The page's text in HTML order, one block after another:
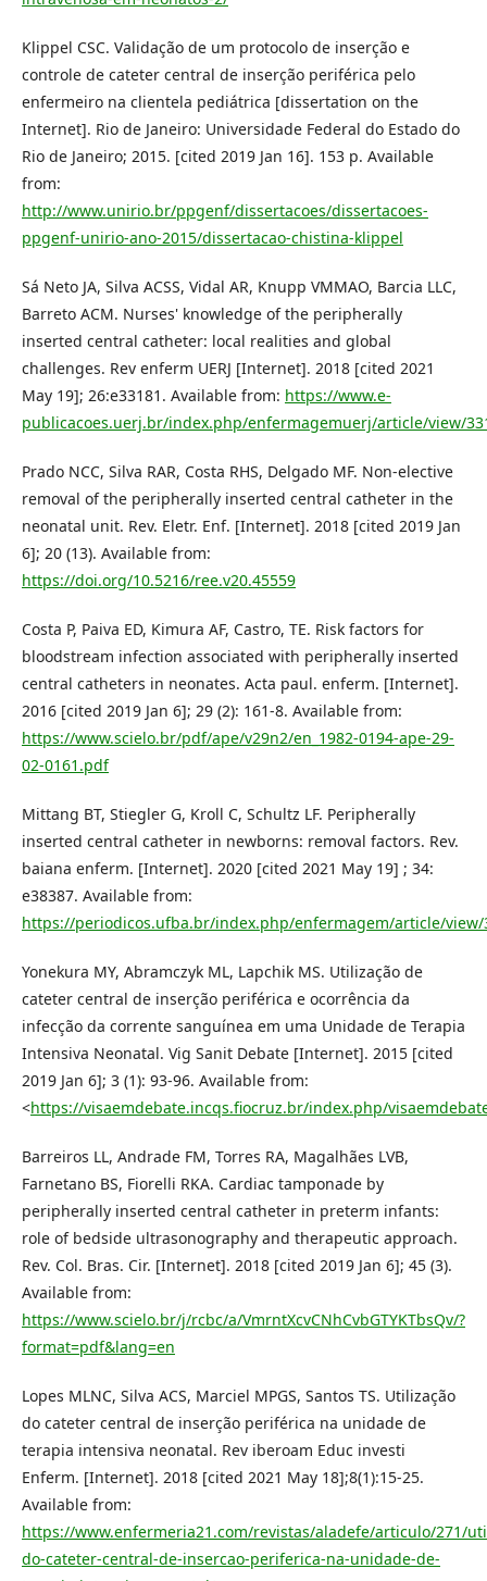
Klippel CSC. Validação de um protocolo de inserção e
controle de cateter central de inserção periférica pelo
enfermeiro na clientela pediátrica [dissertation on the
Internet]. Rio de Janeiro: Universidade Federal do Estado do
Rio de Janeiro; 2015. [cited 2019 Jan 16]. 153 p. Available
from:
http://www.unirio.br/ppgenf/dissertacoes/dissertacoes-
ppgenf-unirio-ano-2015/dissertacao-chistina-klippel
Sá Neto JA, Silva ACSS, Vidal AR, Knupp VMMAO, Barcia LLC,
Barreto ACM. Nurses' knowledge of the peripherally
inserted central catheter: local realities and global
challenges. Rev enferm UERJ [Internet]. 2018 [cited 2021
May 19]; 26:e33181. Available from: https://www.e-
publicacoes.uerj.br/index.php/enfermagemuerj/article/view/
Prado NCC, Silva RAR, Costa RHS, Delgado MF. Non-elective
removal of the peripherally inserted central catheter in the
neonatal unit. Rev. Eletr. Enf. [Internet]. 2018 [cited 2019 Jan
6]; 20 (13). Available from:
https://doi.org/10.5216/ree.v20.45559
Costa P, Paiva ED, Kimura AF, Castro, TE. Risk factors for
bloodstream infection associated with peripherally inserted
central catheters in neonates. Acta paul. enferm. [Internet].
2016 [cited 2019 Jan 6]; 29 (2): 161-8. Available from:
https://www.scielo.br/pdf/ape/v29n2/en_1982-0194-ape-29-
02-0161.pdf
Mittang BT, Stiegler G, Kroll C, Schultz LF. Peripherally
inserted central catheter in newborns: removal factors. Rev.
baiana enferm. [Internet]. 2020 [cited 2021 May 19] ; 34:
e38387. Available from:
https://periodicos.ufba.br/index.php/enfermagem/article/view/
Yonekura MY, Abramczyk ML, Lapchik MS. Utilização de
cateter central de inserção periférica e ocorrência da
infecção da corrente sanguínea em uma Unidade de Terapia
Intensiva Neonatal. Vig Sanit Debate [Internet]. 2015 [cited
2019 Jan 6]; 3 (1): 93-96. Available from:
<https://visaemdebate.incqs.fiocruz.br/index.php/
Barreiros LL, Andrade FM, Torres RA, Magalhães LVB,
Farnetano BS, Fiorelli RKA. Cardiac tamponade by
peripherally inserted central catheter in preterm infants:
role of bedside ultrasonography and therapeutic approach.
Rev. Col. Bras. Cir. [Internet]. 2018 [cited 2019 Jan 6]; 45 (3).
Available from:
https://www.scielo.br/j/rcbc/a/VmrntXcvCNhCvbGTYKTbsQv/?
format=pdf&lang=en
Lopes MLNC, Silva ACS, Marciel MPGS, Santos TS. Utilização
do cateter central de inserção periférica na unidade de
terapia intensiva neonatal. Rev iberoam Educ investi
Enferm. [Internet]. 2018 [cited 2021 May 18];8(1):15-25.
Available from:
https://www.enfermeria21.com/revistas/aladefe/articulo/271/
do-cateter-central-de-insercao-periferica-na-unidade-de-